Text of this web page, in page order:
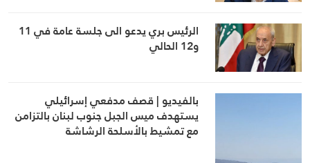
الرئيس بري يدعو الى جلسة عامة في 11
و12 الحالي
بالفيديو | قصف مدفعي إسرائيلي
يستهدف ميس الجبل جنوب لبنان بالتزامن
مع تمشيط بالأسلحة الرشاشة